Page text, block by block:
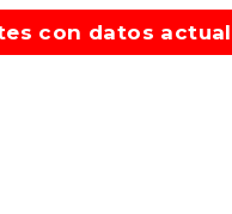
con datos